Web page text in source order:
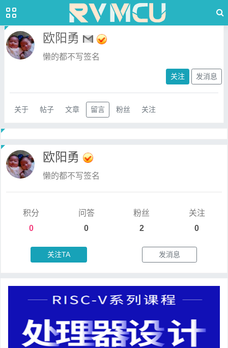
欧阳勇
懒的都不写签名
关注 发消息
关于 帖子 文章 留言 粉丝 关注
欧阳勇
懒的都不写签名
积分
0
问答
0
粉丝
2
关注
0
关注TA 发消息